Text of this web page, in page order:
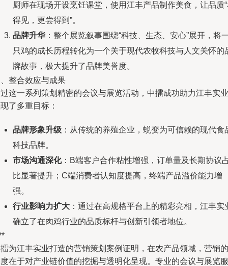
厨师在现场开设烹饪课堂，使用江丰产品制作美食，让品质
得见，更尝得到”。
品牌升华：整个展览叙事围绕“科技、生态、安心”展开，将
只鸡的成长历程转化为一个关于现代农牧科技与人文关怀的
牌故事，极大提升了品牌美誉度。
整合效应与成果
这一系列策划精密的会议与展览活动，中擂成功助力江丰实业
了多重目标：
品牌形象升级 ：从传统的养殖企业，蜕变为可信赖的现代食
科技品牌。
市场沟通深化：B端客户合作粘性增强，订单量及长期协议
比显著提升；C端消费者认知度提高，终端产品溢价能力增
强。
行业影响力扩大 ：通过在高规格平台上的精彩亮相，江丰实
确立了在肉鸡行业的品质标杆与创新引领者地位。
为江丰实业打造的营销策划案例证明，在农产品领域，营销的
在于对产业链价值的挖掘与透明化呈现。专业的会议与展览服